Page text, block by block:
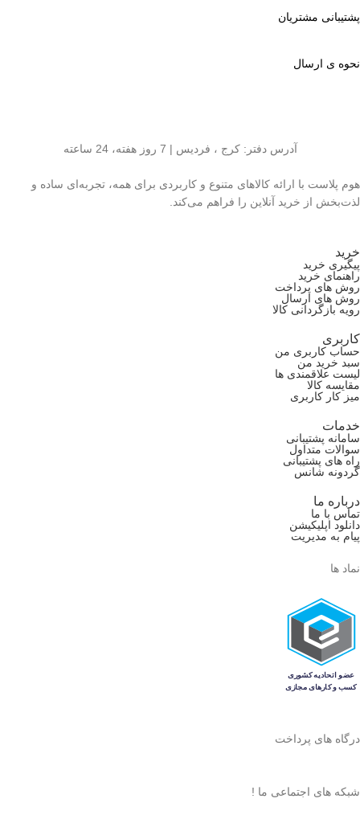
پشتیبانی مشتریان
نحوه ی ارسال
آدرس دفتر: کرج ، فردیس | 7 روز هفته، 24 ساعته
هوم پلاست با ارائه کالاهای متنوع و کاربردی برای همه، تجربه‌ای ساده و
لذت‌بخش از خرید آنلاین را فراهم می‌کند.
خرید
پیگیری خرید
راهنمای خرید
روش های پرداخت
روش های ارسال
رویه بازگردانی کالا
کاربری
حساب کاربری من
سبد خرید من
لیست علاقمندی ها
مقایسه کالا
میز کار کاربری
خدمات
سامانه پشتیبانی
سوالات متداول
راه های پشتیبانی
گردونه شانس
درباره ما
تماس با ما
دانلود اپلیکیشن
پیام به مدیریت
نماد ها
درگاه های پرداخت
شبکه های اجتماعی ما !